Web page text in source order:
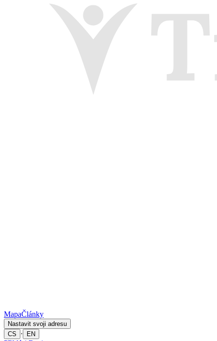
MapaČlánky
Nastavit svoji adresu
CS
· EN